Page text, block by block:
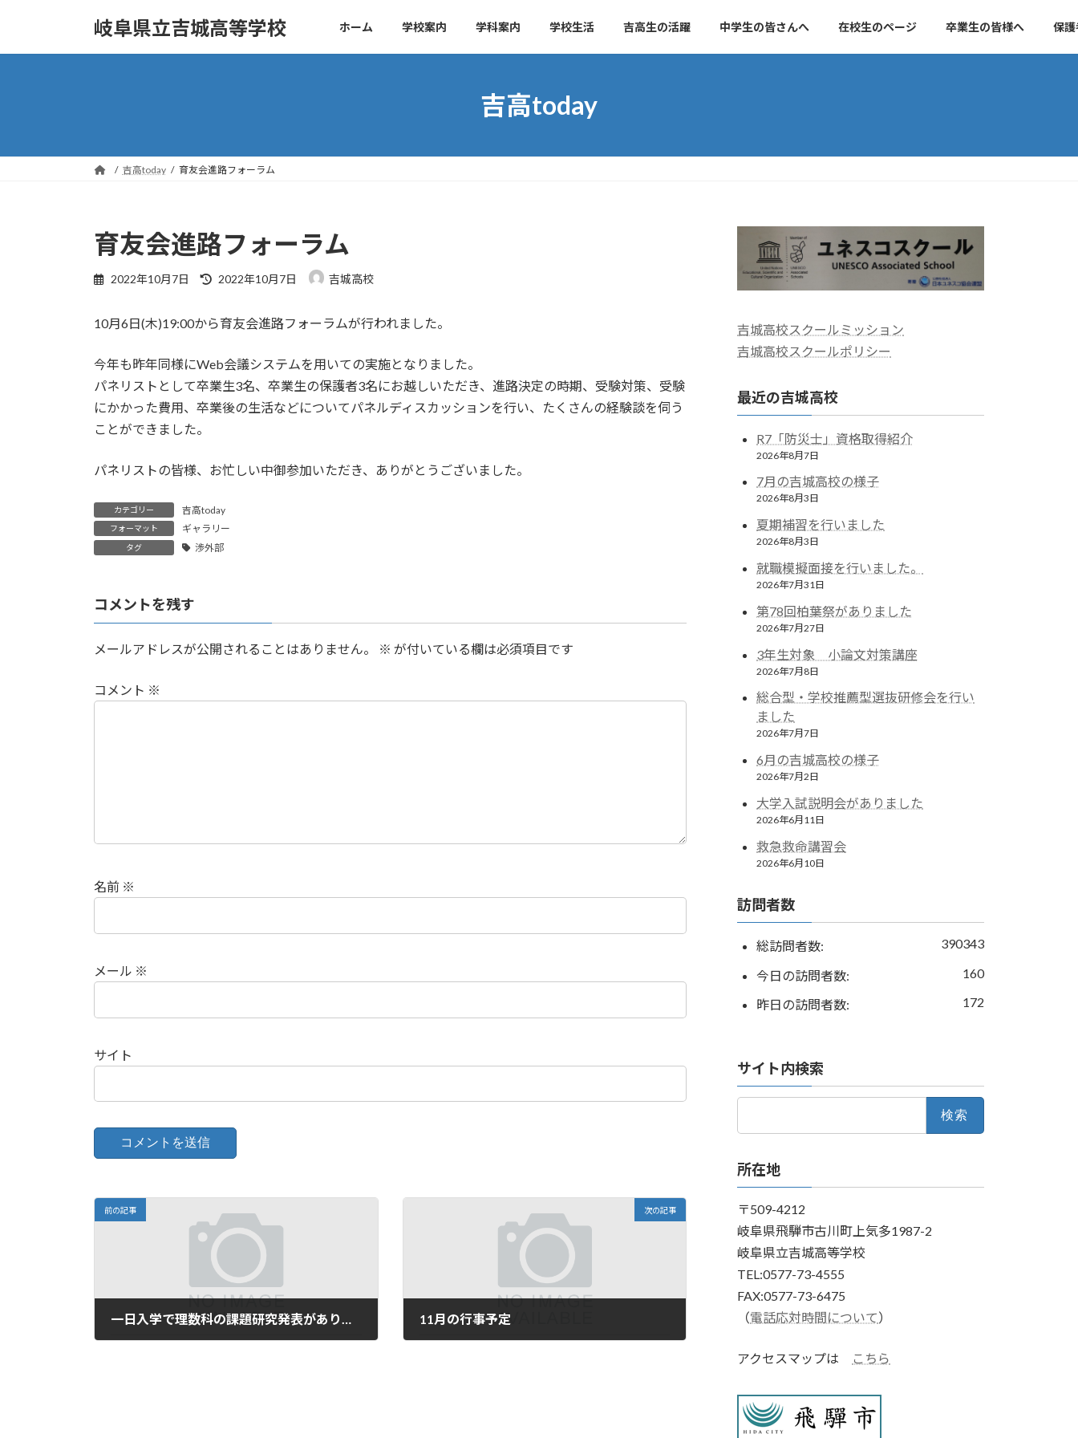
岐阜県立吉城高等学校 ホーム 学校案内 学科案内 学校生活 吉高生の活躍 中学生の皆さんへ 在校生のページ 卒業生の皆様へ 保
吉高today
吉高today 育友会進路フォーラム
育友会進路フォーラム
2022年10月7日
最
新
:
2022年10月7日 吉城高校
10月6日(木)19:00から育友会進路フォーラムが行われました。
今年も昨年同様にWeb会議システムを用いての実施となりました。
パネリストとして卒業生3名、卒業生の保護者3名にお越しいただき、進路決定の時期、受験対策、受験
にかかった費用、卒業後の生活などについてパネルディスカッションを行い、たくさんの経験談を伺う
ことができました。
パネリストの皆様、お忙しい中御参加いただき、ありがとうございました。
カテゴリー 吉高today
フォーマット ギャラリー
タグ 渉外部
コメントを残す
メールアドレスが公開されることはありません。 ※ が付いている欄は必須項目です
コメント ※
名前 ※
メール ※
サイト
前の記事
一日入学で理数科の課題研究発表がありました
次の記事
11月の行事予定
吉城高校スクールミッション
吉城高校スクールポリシー
最近の吉城高校
R7「防災士」資格取得紹介
2026年8月7日
7月の吉城高校の様子
2026年8月3日
夏期補習を行いました
2026年8月3日
就職模擬面接を行いました。
2026年7月31日
第78回柏葉祭がありました
2026年7月27日
3年生対象 小論文対策講座
2026年7月8日
総合型・学校推薦型選抜研修会を行い
ました
2026年7月7日
6月の吉城高校の様子
2026年7月2日
大学入試説明会がありました
2026年6月11日
救急救命講習会
2026年6月10日
訪問者数
390343
総訪問者数:
160
今日の訪問者数:
172
昨日の訪問者数:
サイト内検索
所在地
〒509-4212
岐阜県飛騨市古川町上気多1987-2
岐阜県立吉城高等学校
TEL:0577-73-4555
FAX:0577-73-6475
（電話応対時間について）
アクセスマップは こちら